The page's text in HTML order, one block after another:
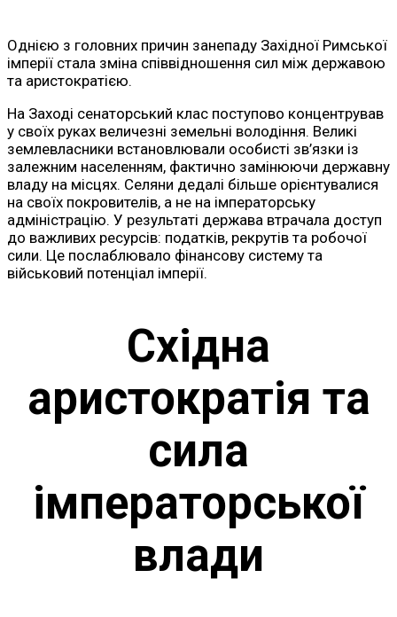
Однією з головних причин занепаду Західної Римської
імперії стала зміна співвідношення сил між державою
та аристократією.
На Заході сенаторський клас поступово концентрував
у своїх руках величезні земельні володіння. Великі
землевласники встановлювали особисті зв’язки із
залежним населенням, фактично замінюючи державну
владу на місцях. Селяни дедалі більше орієнтувалися
на своїх покровителів, а не на імператорську
адміністрацію. У результаті держава втрачала доступ
до важливих ресурсів: податків, рекрутів та робочої
сили. Це послаблювало фінансову систему та
військовий потенціал імперії.
Східна
аристократія та
сила
імператорської
влади